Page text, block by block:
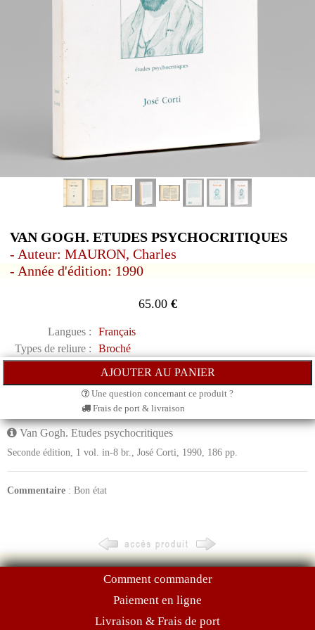
VAN GOGH. ETUDES PSYCHOCRITIQUES
- Auteur: MAURON, Charles
- Année d'édition: 1990
65.00€
Langues :
Français
Types de reliure :
Broché
Une question concernant ce produit ?
Frais de port & livraison
Van Gogh. Etudes psychocritiques
Seconde édition, 1 vol. in-8 br., José Corti, 1990, 186 pp.
Commentaire : Bon état
Comment commander
Paiement en ligne
Livraison & Frais de port